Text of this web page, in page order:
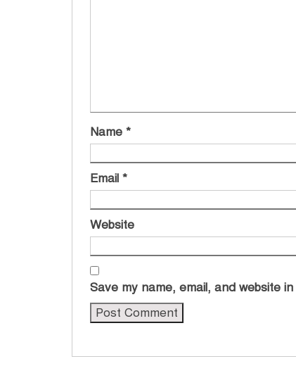
Name *
Email *
Website
Save my name, email, and website